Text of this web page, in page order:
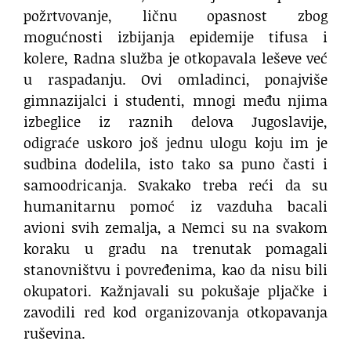
požrtvovanje, ličnu opasnost zbog
mogućnosti izbijanja epidemije tifusa i
kolere, Radna služba je otkopavala leševe već
u raspadanju. Ovi omladinci, ponajviše
gimnazijalci i studenti, mnogi među njima
izbeglice iz raznih delova Jugoslavije,
odigraće uskoro još jednu ulogu koju im je
sudbina dodelila, isto tako sa puno časti i
samoodricanja. Svakako treba reći da su
humanitarnu pomoć iz vazduha bacali
avioni svih zemalja, a Nemci su na svakom
koraku u gradu na trenutak pomagali
stanovništvu i povređenima, kao da nisu bili
okupatori. Kažnjavali su pokušaje pljačke i
zavodili red kod organizovanja otkopavanja
ruševina.